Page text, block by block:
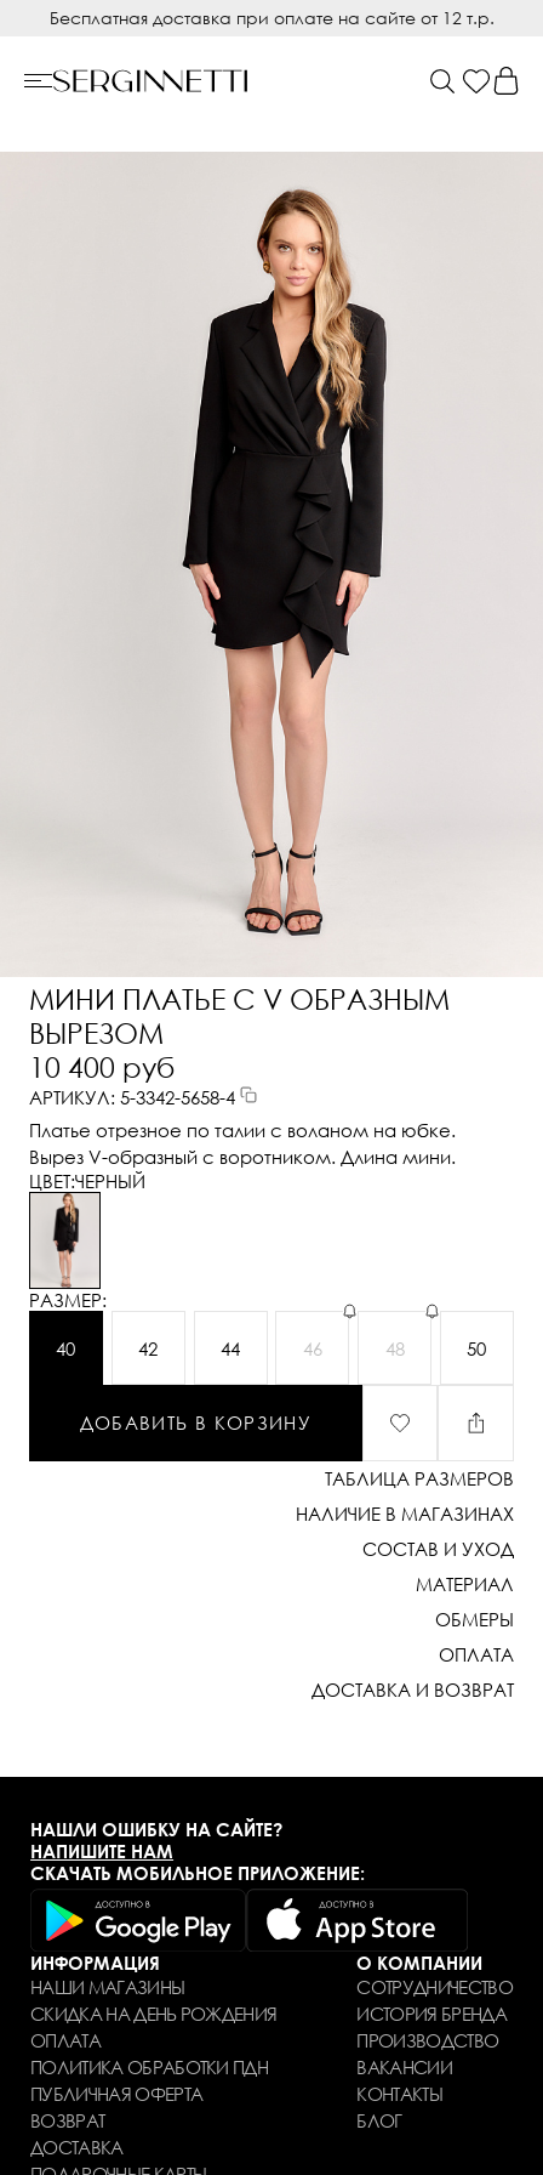
Бесплатная доставка при оплате на сайте от 12 т.р.
МИНИ ПЛАТЬЕ С V ОБРАЗНЫМ
ВЫРЕЗОМ
10 400 руб
АРТИКУЛ: 5-3342-5658-4
Платье отрезное по талии с воланом на юбке.
Вырез V-образный с воротником. Длина мини.
ЦВЕТ:ЧЕРНЫЙ
РАЗМЕР:
40 42 44 46 48 50
ДОБАВИТЬ В КОРЗИНУ
ТАБЛИЦА РАЗМЕРОВ
НАЛИЧИЕ В МАГАЗИНАХ
СОСТАВ И УХОД
МАТЕРИАЛ
ОБМЕРЫ
ОПЛАТА
ДОСТАВКА И ВОЗВРАТ
НАШЛИ ОШИБКУ НА САЙТЕ?
НАПИШИТЕ НАМ
СКАЧАТЬ МОБИЛЬНОЕ ПРИЛОЖЕНИЕ:
ИНФОРМАЦИЯ
НАШИ МАГАЗИНЫ
СКИДКА НА ДЕНЬ РОЖДЕНИЯ
ОПЛАТА
ПОЛИТИКА ОБРАБОТКИ ПДН
ПУБЛИЧНАЯ ОФЕРТА
ВОЗВРАТ
ДОСТАВКА
О КОМПАНИИ
СОТРУДНИЧЕСТВО
ИСТОРИЯ БРЕНДА
ПРОИЗВОДСТВО
ВАКАНСИИ
КОНТАКТЫ
БЛОГ